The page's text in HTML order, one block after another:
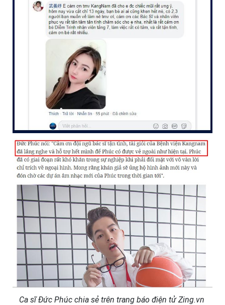
Ca sĩ Đức Phúc chia sẻ trên trang báo điện tử Zing.vn